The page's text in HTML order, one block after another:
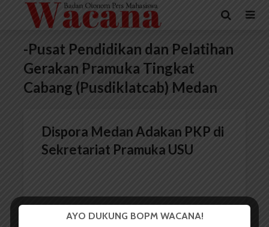
-Pusat Pendidikan dan Pelatihan
Gerakan Pramuka Tingkat
Cabang (Pusdiklatcab) Medan
Dispora Medan Adakan PKP di
Sekretariat Pramuka USU
AYO DUKUNG BOPM WACANA!